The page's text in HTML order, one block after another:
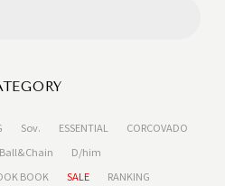
Sov. ESSENTIAL
CORCOVADO
Ball&Chain
D/him
BOOK SALE
RANKING